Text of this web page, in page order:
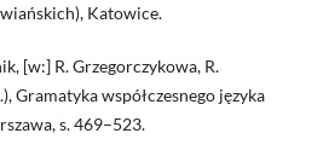
Katowice.
[w:] R. Grzegorczykowa, R.
Gramatyka współczesnego języka
s. 469–523.